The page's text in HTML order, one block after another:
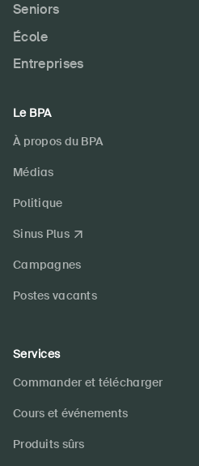
Seniors
École
Entreprises
Le BPA
À propos du BPA
Médias
Politique
Sinus Plus
Campagnes
Postes vacants
Services
Commander et télécharger
Cours et événements
Produits sûrs